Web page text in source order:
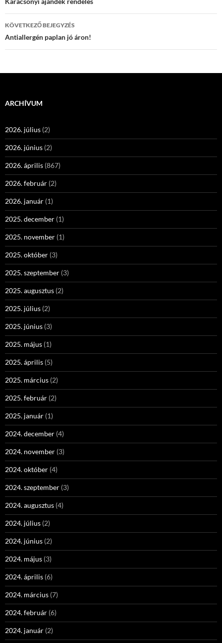
KÖVETKEZŐ BEJEGYZÉS
Antiallergén paplan jó áron!
ARCHÍVUM
2026. július (2)
2026. június (2)
2026. április (867)
2026. február (2)
2026. január (1)
2025. december (1)
2025. november (1)
2025. október (3)
2025. szeptember (3)
2025. augusztus (2)
2025. július (2)
2025. június (3)
2025. május (1)
2025. április (5)
2025. március (2)
2025. február (2)
2025. január (1)
2024. december (4)
2024. november (3)
2024. október (4)
2024. szeptember (3)
2024. augusztus (4)
2024. július (2)
2024. június (2)
2024. május (3)
2024. április (6)
2024. március (7)
2024. február (6)
2024. január (2)